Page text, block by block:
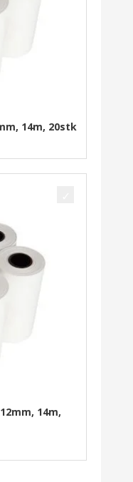
14m, 20stk
14m,